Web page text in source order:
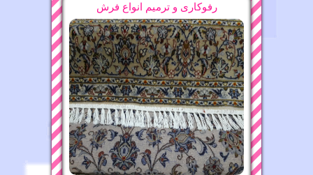
قالیشویی محدوده جمال زاده ۸۸۲۱۶۰۷۵
17-11-1396
قالیشویی محدوده مولوی ۶۶۵۳۰۸۸۱
رفوکاری و ترمیم انواع فرش